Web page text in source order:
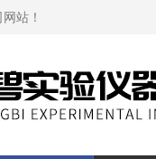
站！